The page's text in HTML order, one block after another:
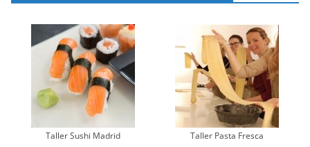
Taller Sushi Madrid Taller Pasta Fresca